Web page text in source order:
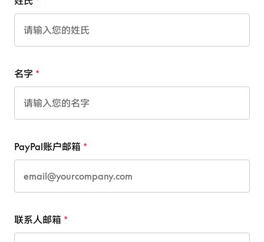
名字
PayPal账户邮箱
联系人邮箱